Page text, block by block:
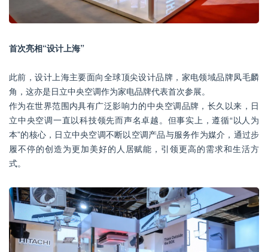
首次亮相“设计上海”
此前，设计上海主要面向全球顶尖设计品牌，家电领域品牌凤毛麟
角，这亦是日立中央空调作为家电品牌代表首次参展。
作为在世界范围内具有广泛影响力的中央空调品牌，长久以来，日
立中央空调一直以科技领先而声名卓越。但事实上，遵循“以人为
本”的核心，日立中央空调不断以空调产品与服务作为媒介，通过步
履不停的创造为更加美好的人居赋能，引领更高的需求和生活方
式。